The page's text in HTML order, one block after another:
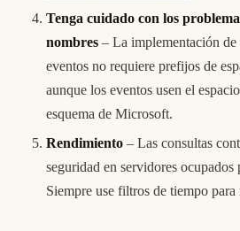
Tenga cuidado con los
nombres – La implementación
eventos no requiere prefijos de
aunque los eventos usen el
esquema de Microsoft.
Rendimiento – Las consultas
seguridad en servidores ocupados
Siempre use filtros de tiempo